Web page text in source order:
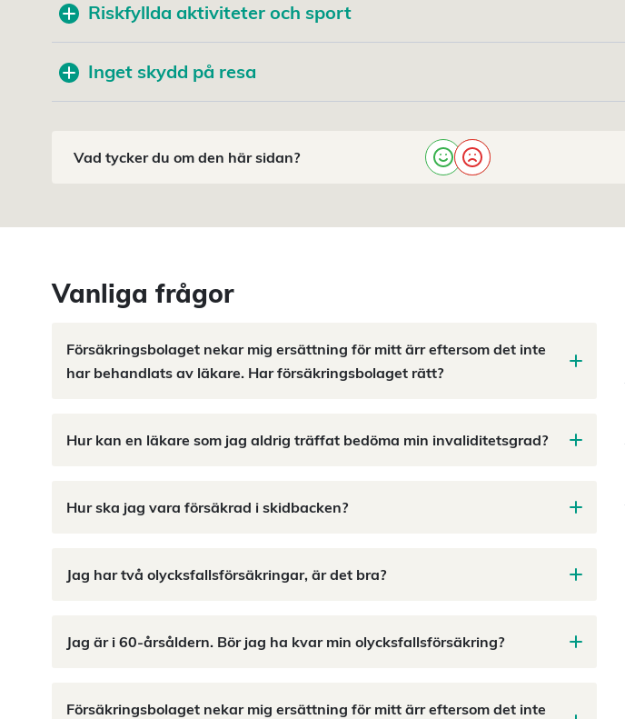
Riskfyllda aktiviteter och sport
Inget skydd på resa
Vad tycker du om den här sidan?
Vanliga frågor
Försäkringsbolaget nekar mig ersättning för mitt ärr eftersom det inte
har behandlats av läkare. Har försäkringsbolaget rätt?
Hur kan en läkare som jag aldrig träffat bedöma min invaliditetsgrad?
Hur ska jag vara försäkrad i skidbacken?
Jag har två olycksfallsförsäkringar, är det bra?
Jag är i 60-årsåldern. Bör jag ha kvar min olycksfallsförsäkring?
Försäkringsbolaget nekar mig ersättning för mitt ärr eftersom det inte